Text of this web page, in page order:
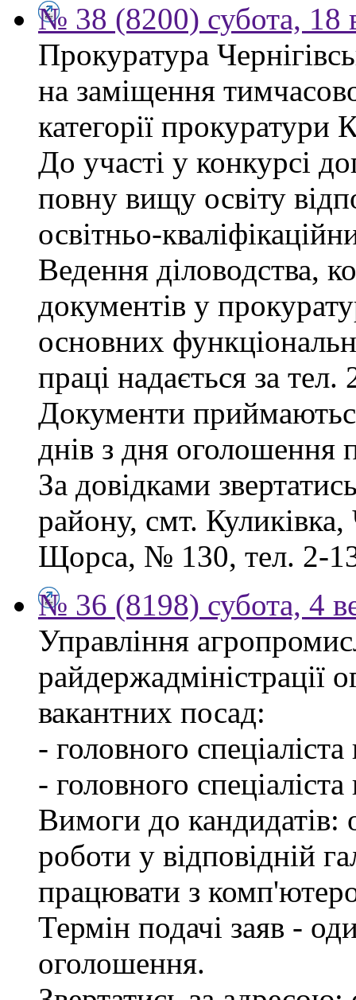
№ 38 (8200) субота, 18
Прокуратура
на заміщення
категорії прокуратури
До участі у конкурсі
повну вищу освіту
освітньо-
Ведення діловодства,
документів у
основних
праці надається за
Документи
днів з дня оголошення
За довідками
району, смт. Куликівка,
Щорса, № 130, тел. 2-
№ 36 (8198) субота, 4
Управління
райдержадміністрації
вакантних посад:
- головного
- головного
Вимоги до кандидатів:
роботи у відповідній
працювати з
Термін подачі заяв -
оголошення.